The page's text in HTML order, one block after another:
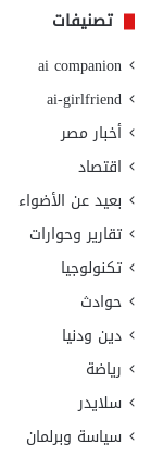
تصنيفات
ai companion
ai-girlfriend
أخبار مصر
اقتصاد
بعيد عن الأضواء
تقارير وحوارات
تكنولوجيا
حوادث
دين ودنيا
رياضة
سلايدر
سياسة وبرلمان